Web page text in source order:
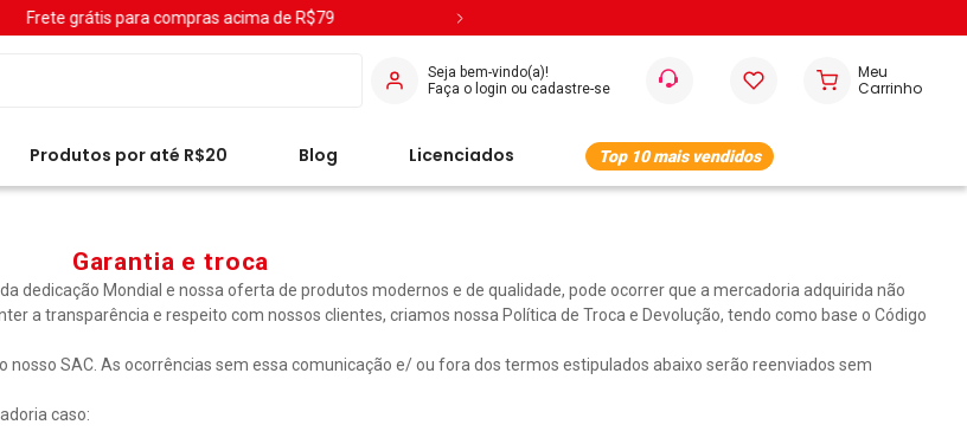
Frete grátis para compras acima de R$79
Seja bem-vindo(a)!
Produtos por até R$20 Blog Licenciados Top 10 mais vendidos
Garantia e troca
dedicação Mondial e nossa oferta de produtos modernos e de qualidade, pode ocorrer que a mercadoria adquirida não
a transparência e respeito com nossos clientes, criamos nossa Política de Troca e Devolução, tendo como base o Código
SAC. As ocorrências sem essa comunicação e/ ou fora dos termos estipulados abaixo serão reenviados sem
caso: